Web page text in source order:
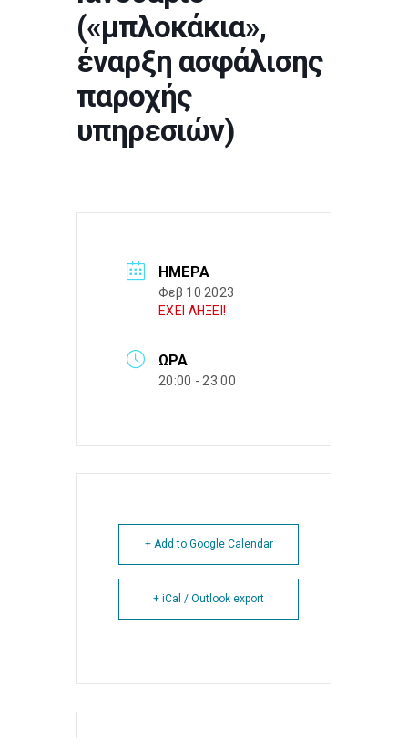
(«μπλοκάκια»,
έναρξη ασφάλισης
παροχής
υπηρεσιών)
ΗΜΈΡΑ
Φεβ 10 2023
ΕΧΕΙ ΛΗΞΕΙ!
ΏΡΑ
20:00 - 23:00
+ Add to Google Calendar
+ iCal / Outlook export